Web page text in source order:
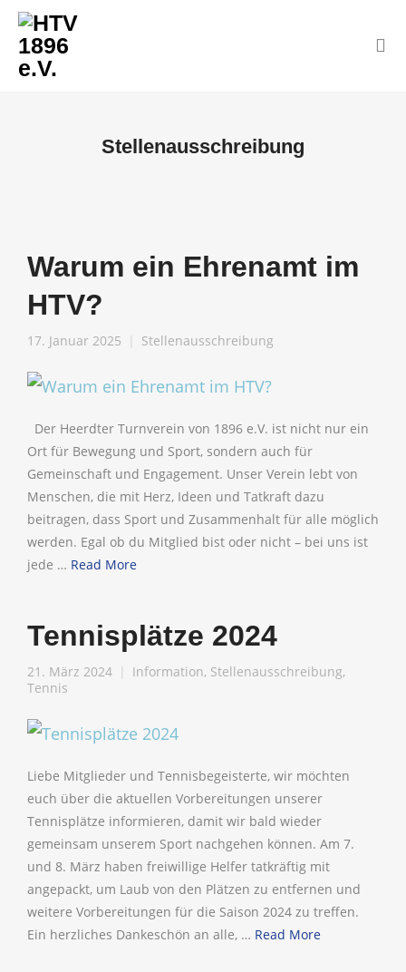
Stellenausschreibung
Warum ein Ehrenamt im
HTV?
17. Januar 2025 Stellenausschreibung
Der Heerdter Turnverein von 1896 e.V. ist nicht nur ein
Ort für Bewegung und Sport, sondern auch für
Gemeinschaft und Engagement. Unser Verein lebt von
Menschen, die mit Herz, Ideen und Tatkraft dazu
beitragen, dass Sport und Zusammenhalt für alle möglich
werden. Egal ob du Mitglied bist oder nicht – bei uns ist
jede … Read More
Tennisplätze 2024
21. März 2024 Information, Stellenausschreibung,
Tennis
Liebe Mitglieder und Tennisbegeisterte, wir möchten
euch über die aktuellen Vorbereitungen unserer
Tennisplätze informieren, damit wir bald wieder
gemeinsam unserem Sport nachgehen können. Am 7.
und 8. März haben freiwillige Helfer tatkräftig mit
angepackt, um Laub von den Plätzen zu entfernen und
weitere Vorbereitungen für die Saison 2024 zu treffen.
Ein herzliches Dankeschön an alle, … Read More